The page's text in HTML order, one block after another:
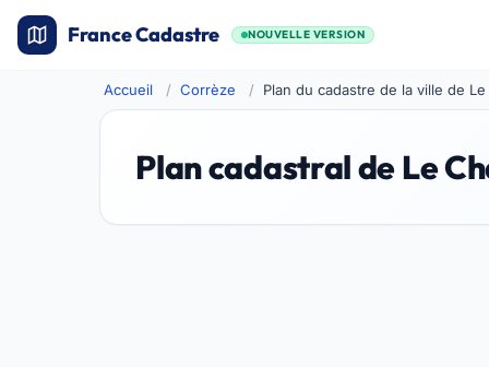
France Cadastre NOUVELLE VERSION
Accueil Corrèze Plan du cadastre de la ville de
Plan cadastral de Le